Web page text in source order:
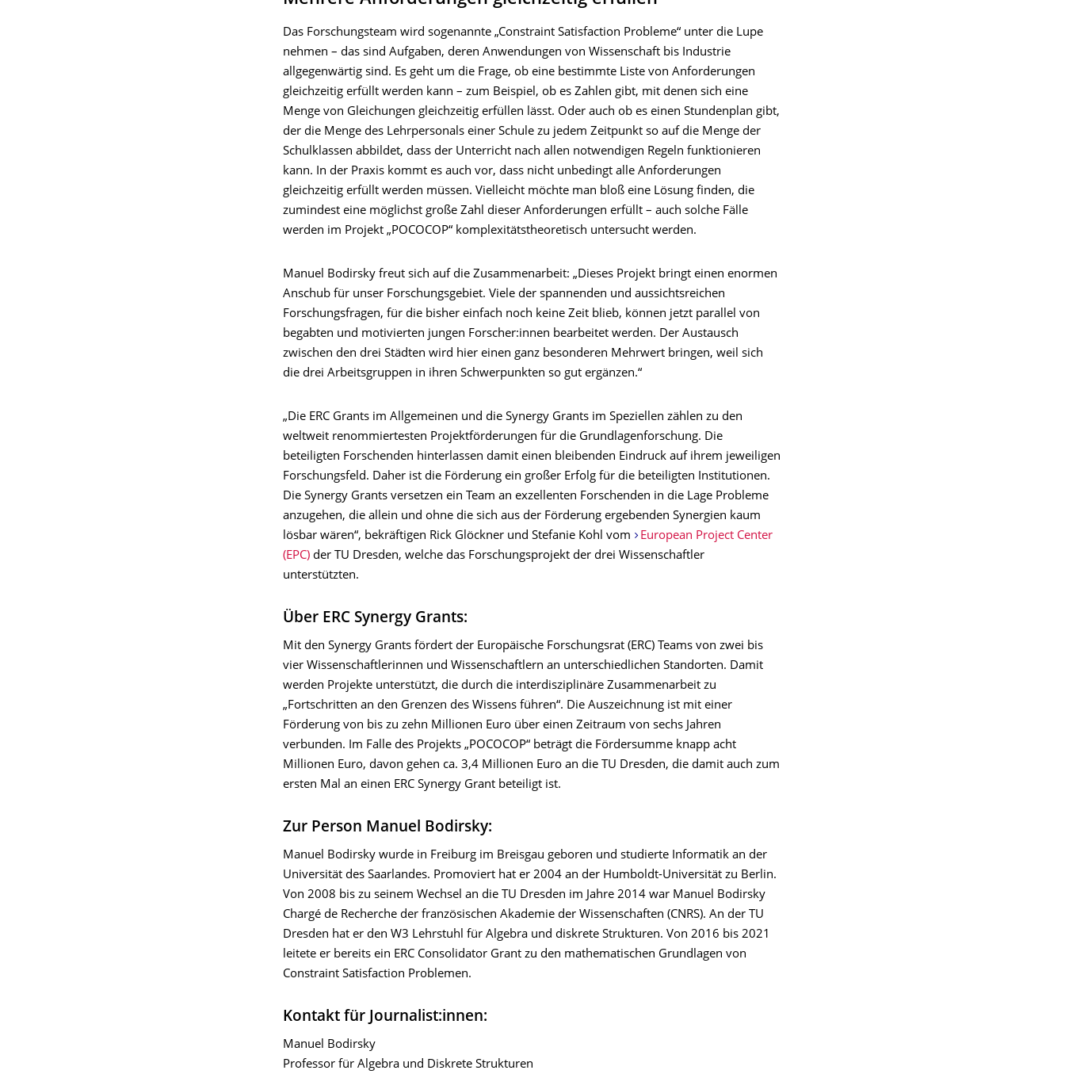
Das Forschungsteam wird sogenannte „Constraint Satisfaction Probleme“ unter die Lupe
nehmen – das sind Aufgaben, deren Anwendungen von Wissenschaft bis Industrie
allgegenwärtig sind. Es geht um die Frage, ob eine bestimmte Liste von Anforderungen
gleichzeitig erfüllt werden kann – zum Beispiel, ob es Zahlen gibt, mit denen sich eine
Menge von Gleichungen gleichzeitig erfüllen lässt. Oder auch ob es einen Stundenplan gibt,
der die Menge des Lehrpersonals einer Schule zu jedem Zeitpunkt so auf die Menge der
Schulklassen abbildet, dass der Unterricht nach allen notwendigen Regeln funktionieren
kann. In der Praxis kommt es auch vor, dass nicht unbedingt alle Anforderungen
gleichzeitig erfüllt werden müssen. Vielleicht möchte man bloß eine Lösung finden, die
zumindest eine möglichst große Zahl dieser Anforderungen erfüllt – auch solche Fälle
werden im Projekt „POCOCOP“ komplexitätstheoretisch untersucht werden.
Manuel Bodirsky freut sich auf die Zusammenarbeit: „Dieses Projekt bringt einen enormen
Anschub für unser Forschungsgebiet. Viele der spannenden und aussichtsreichen
Forschungsfragen, für die bisher einfach noch keine Zeit blieb, können jetzt parallel von
begabten und motivierten jungen Forscher:innen bearbeitet werden. Der Austausch
zwischen den drei Städten wird hier einen ganz besonderen Mehrwert bringen, weil sich
die drei Arbeitsgruppen in ihren Schwerpunkten so gut ergänzen.“
„Die ERC Grants im Allgemeinen und die Synergy Grants im Speziellen zählen zu den
weltweit renommiertesten Projektförderungen für die Grundlagenforschung. Die
beteiligten Forschenden hinterlassen damit einen bleibenden Eindruck auf ihrem jeweiligen
Forschungsfeld. Daher ist die Förderung ein großer Erfolg für die beteiligten Institutionen.
Die Synergy Grants versetzen ein Team an exzellenten Forschenden in die Lage Probleme
anzugehen, die allein und ohne die sich aus der Förderung ergebenden Synergien kaum
lösbar wären“, bekräftigen Rick Glöckner und Stefanie Kohl vom
European Project Center
(EPC) der TU Dresden, welche das Forschungsprojekt der drei Wissenschaftler
unterstützten.
Über ERC Synergy Grants:
Mit den Synergy Grants fördert der Europäische Forschungsrat (ERC) Teams von zwei bis
vier Wissenschaftlerinnen und Wissenschaftlern an unterschiedlichen Standorten. Damit
werden Projekte unterstützt, die durch die interdisziplinäre Zusammenarbeit zu
„Fortschritten an den Grenzen des Wissens führen“. Die Auszeichnung ist mit einer
Förderung von bis zu zehn Millionen Euro über einen Zeitraum von sechs Jahren
verbunden. Im Falle des Projekts „POCOCOP“ beträgt die Fördersumme knapp acht
Millionen Euro, davon gehen ca. 3,4 Millionen Euro an die TU Dresden, die damit auch zum
ersten Mal an einen ERC Synergy Grant beteiligt ist.
Zur Person Manuel Bodirsky:
Manuel Bodirsky wurde in Freiburg im Breisgau geboren und studierte Informatik an der
Universität des Saarlandes. Promoviert hat er 2004 an der Humboldt-Universität zu Berlin.
Von 2008 bis zu seinem Wechsel an die TU Dresden im Jahre 2014 war Manuel Bodirsky
Chargé de Recherche der französischen Akademie der Wissenschaften (CNRS). An der TU
Dresden hat er den W3 Lehrstuhl für Algebra und diskrete Strukturen. Von 2016 bis 2021
leitete er bereits ein ERC Consolidator Grant zu den mathematischen Grundlagen von
Constraint Satisfaction Problemen.
Kontakt für Journalist:innen:
Manuel Bodirsky
Professor für Algebra und Diskrete Strukturen